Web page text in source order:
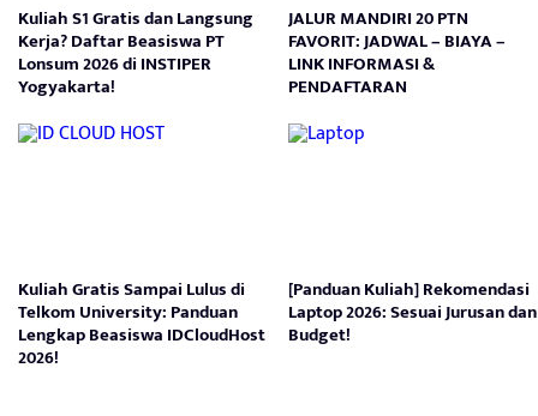
Kuliah S1 Gratis dan Langsung
Kerja? Daftar Beasiswa PT
Lonsum 2026 di INSTIPER
Yogyakarta!
JALUR MANDIRI 20 PTN
FAVORIT: JADWAL – BIAYA –
LINK INFORMASI &
PENDAFTARAN
Kuliah Gratis Sampai Lulus di
Telkom University: Panduan
Lengkap Beasiswa IDCloudHost
2026!
[Panduan Kuliah] Rekomendasi
Laptop 2026: Sesuai Jurusan dan
Budget!